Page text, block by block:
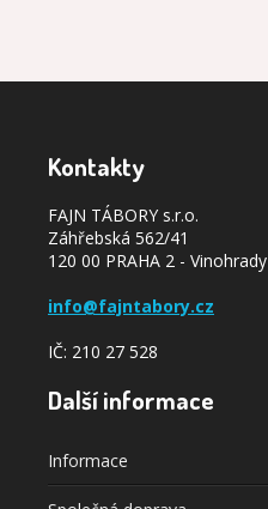
Kontakty
FAJN TÁBORY s.r.o.
Záhřebská 562/41
120 00 PRAHA 2 - Vinohrady
info@fajntabory.cz
IČ: 210 27 528
Další informace
Informace